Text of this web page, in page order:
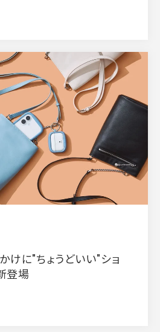
けに"ちょうどいい"ショ
登場